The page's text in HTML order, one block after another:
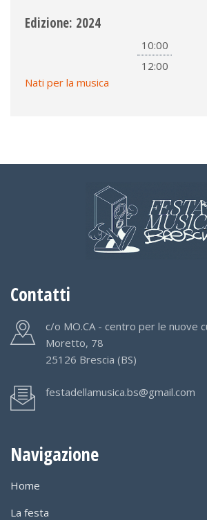
Edizione: 2024
10:00
12:00
Nati per la musica
Contatti
c/o MO.CA - centro per le nuove
Moretto, 78
25126 Brescia (BS)
festadellamusica.bs@gmail.com
Navigazione
Home
La festa